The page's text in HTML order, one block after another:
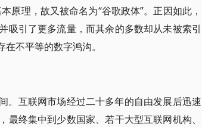
原理，故又被命名为“谷歌政体”。正因如此，
吸引了更多流量，而其余的多数却从未被索引
不平等的数字鸿沟。
。互联网市场经过二十多年的自由发展后迅速
终集中到少数国家、若干大型互联网机构、